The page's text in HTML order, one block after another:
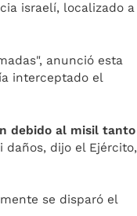
israelí, localizado a
anunció esta
interceptado el
debido al misil tanto
daños, dijo el Ejército,
se disparó el